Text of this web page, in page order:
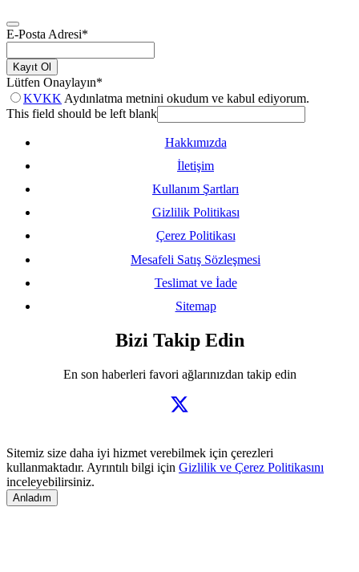
E-Posta Adresi*
Kayıt Ol
Lütfen Onaylayın*
KVKK Aydınlatma metnini okudum ve kabul ediyorum.
This field should be left blank
Hakkımızda
İletişim
Kullanım Şartları
Gizlilik Politikası
Çerez Politikası
Mesafeli Satış Sözleşmesi
Teslimat ve İade
Sitemap
Bizi Takip Edin
En son haberleri favori ağlarınızdan takip edin
Sitemiz size daha iyi hizmet verebilmek için çerezleri
kullanmaktadır. Ayrıntılı bilgi için Gizlilik ve Çerez Politikasını
inceleyebilirsiniz.
Anladım